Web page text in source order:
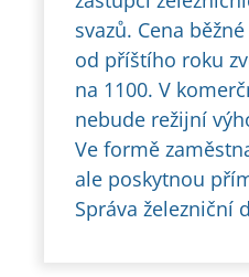
svazů. Cena
od příštího roku
na 1100. V
nebude režijní
Ve formě
ale poskytnou
Správa železniční